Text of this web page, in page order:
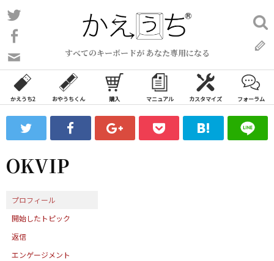
コ
ン
ン
ツ
ス
ッ
すべてのキーボードが あなた専用になる
い
合
わ
フ
ォ
ム
検
索:
かえうち2 おやうちくん 購入 マニュアル カスタマイズ フォーラム
OKVIP
プロフィール
開始したトピック
返信
エンゲージメント